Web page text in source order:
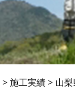
> 施工実績 > 山